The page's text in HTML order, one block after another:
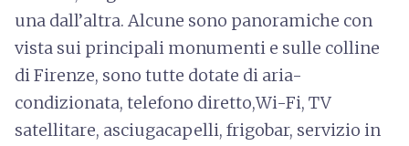
una dall’altra. Alcune sono panoramiche con
vista sui principali monumenti e sulle colline
di Firenze, sono tutte dotate di aria-
condizionata, telefono diretto,Wi-Fi, TV
satellitare, asciugacapelli, frigobar, servizio in